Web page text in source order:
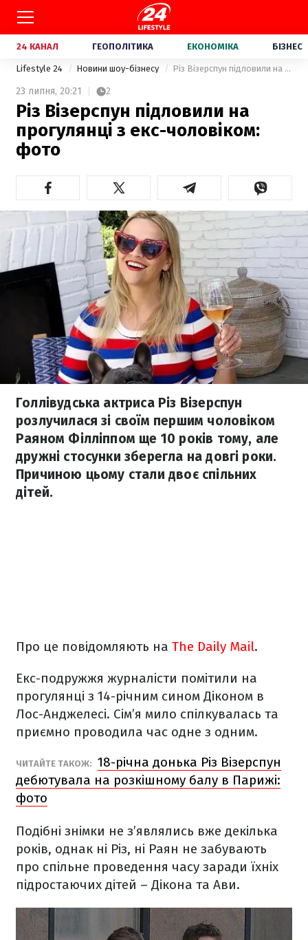
24 КАНАЛ ГЕОПОЛІТИКА ЕКОНОМІКА БІЗНЕС
Lifestyle 24 Новини шоу-бізнесу Різ Візерспун підловили на прогулянці з екс-чоловіком: фото
23 липня, 20:21 2
Різ Візерспун підловили на
прогулянці з екс-чоловіком:
фото
Голлівудська актриса Різ Візерспун
розлучилася зі своїм першим чоловіком
Раяном Філліппом ще 10 років тому, але
дружні стосунки зберегла на довгі роки.
Причиною цьому стали двоє спільних
дітей.
Про це повідомляють на The Daily Mail.
Екс-подружжя журналісти помітили на
прогулянці з 14-річним сином Діконом в
Лос-Анджелесі. Сім’я мило спілкувалась та
приємно проводила час одне з одним.
ЧИТАЙТЕ ТАКОЖ: 18-річна донька Різ Візерспун
дебютувала на розкішному балу в Парижі:
фото
Подібні знімки не з’являлись вже декілька
років, однак ні Різ, ні Раян не забувають
про спільне проведення часу заради їхніх
підростаючих дітей – Дікона та Ави.